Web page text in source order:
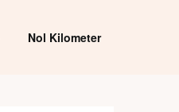
Nol Kilometer